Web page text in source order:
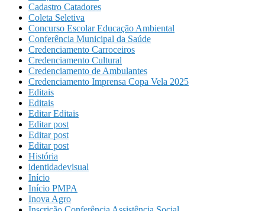
Cadastro Catadores
Coleta Seletiva
Concurso Escolar Educação Ambiental
Conferência Municipal da Saúde
Credenciamento Carroceiros
Credenciamento Cultural
Credenciamento de Ambulantes
Credenciamento Imprensa Copa Vela 2025
Editais
Editais
Editar Editais
Editar post
Editar post
Editar post
História
identidadevisual
Início
Início PMPA
Inova Agro